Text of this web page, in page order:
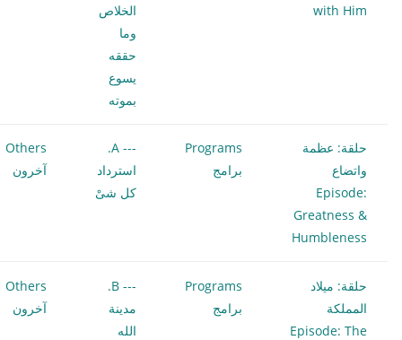
with Him
الخلاص
وما
حققه
يسوع
بموته
حلقة: عظمة
واتضاع
Episode:
Greatness &
Humbleness
Programs
برامج
--- A.
استرداد
كل شىْ
Others
آخرون
حلقة: ميلاد
المملكة
Episode: The
Programs
برامج
--- B.
مدينة
الله
Others
آخرون